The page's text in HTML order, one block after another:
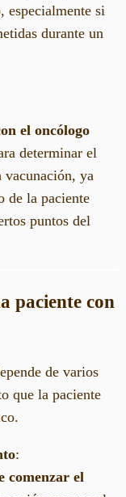
, especialmente si
durante un
el oncólogo
determinar el
vacunación, ya
de la paciente
puntos del
paciente con
de varios
que la paciente
:
comenzar el